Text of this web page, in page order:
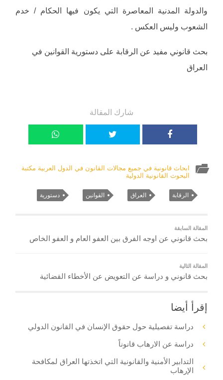
والدولة المدنية المعاصرة التي يكون فيها الحكام / خدم
الشعوب وليس العكس .
بحث قانوني مفيد عن الرقابة على دستورية القوانين في
العراق
شارك المقالة
ابحاث قانونية في جميع مجالات القانون في الدول العربية مكتبة
البحوث القانونية الدولية
الرقابة العراق القوانين دستورية
المقالة السابقة
بحث قانوني عن اوجه الفرق بين العفو العام و العفو الخاص
المقالة التالية
بحث قانوني و دراسة عن التعويض عن الأخطاء القضائية
إقرأ أيضا
دراسة تفصيلية حول حقوق الإنسان في القانون الدولي
دراسة عن الارهاب قانوناً
التدابير الأمنية والقانونية التي اتخذتها العراق لمكافحة
الإرهاب